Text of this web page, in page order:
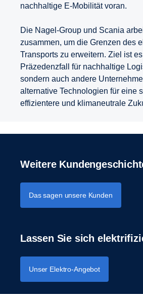
nachhaltige E-Mobilität voran.
Die Nagel-Group und Scania
zusammen, um die Grenzen des
Transports zu erweitern. Ziel ist
Präzedenzfall für nachhaltige
sondern auch andere
alternative Technologien für eine
effizientere und klimaneutrale
Weitere
Das sagen unsere Kunden
Lassen Sie sich
Unser Elektro-Angebot